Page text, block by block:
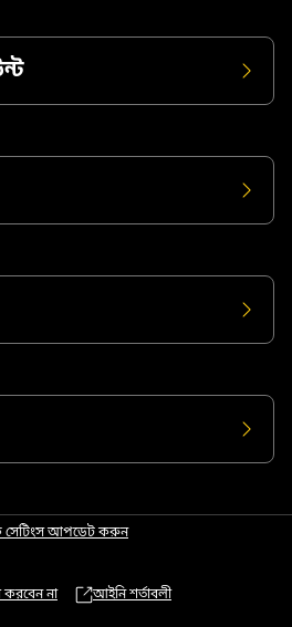
সেটিংস আপডেট করুন
করবেন না আইনি শর্তাবলী